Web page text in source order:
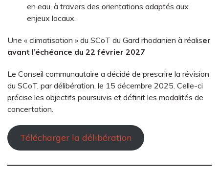
en eau, à travers des orientations adaptés aux
enjeux locaux.
Une « climatisation » du SCoT du Gard rhodanien à réaliser
avant l’échéance du 22 février 2027
Le Conseil communautaire a décidé de prescrire la révision
du SCoT, par délibération, le 15 décembre 2025. Celle-ci
précise les objectifs poursuivis et définit les modalités de
concertation.
Télécharger la délibération